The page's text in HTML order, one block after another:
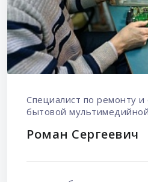
Специалист по ремонту
бытовой
Роман Сергеевич